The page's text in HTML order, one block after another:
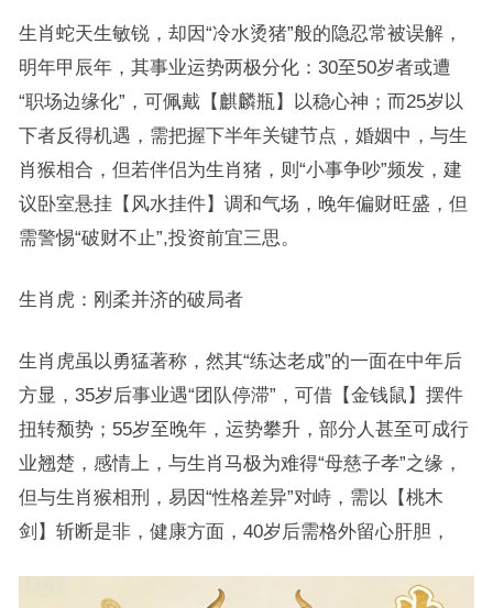
生肖蛇天生敏锐，却因“冷水烫猪”般的隐忍常被误解，
明年甲辰年，其事业运势两极分化：30至50岁者或遭
“职场边缘化”，可佩戴【麒麟瓶】以稳心神；而25岁以
下者反得机遇，需把握下半年关键节点，婚姻中，与生
肖猴相合，但若伴侣为生肖猪，则“小事争吵”频发，建
议卧室悬挂【风水挂件】调和气场，晚年偏财旺盛，但
需警惕“破财不止”,投资前宜三思。
生肖虎：刚柔并济的破局者
生肖虎虽以勇猛著称，然其“练达老成”的一面在中年后
方显，35岁后事业遇“团队停滞”，可借【金钱鼠】摆件
扭转颓势；55岁至晚年，运势攀升，部分人甚至可成行
业翘楚，感情上，与生肖马极为难得“母慈子孝”之缘，
但与生肖猴相刑，易因“性格差异”对峙，需以【桃木
剑】斩断是非，健康方面，40岁后需格外留心肝胆，